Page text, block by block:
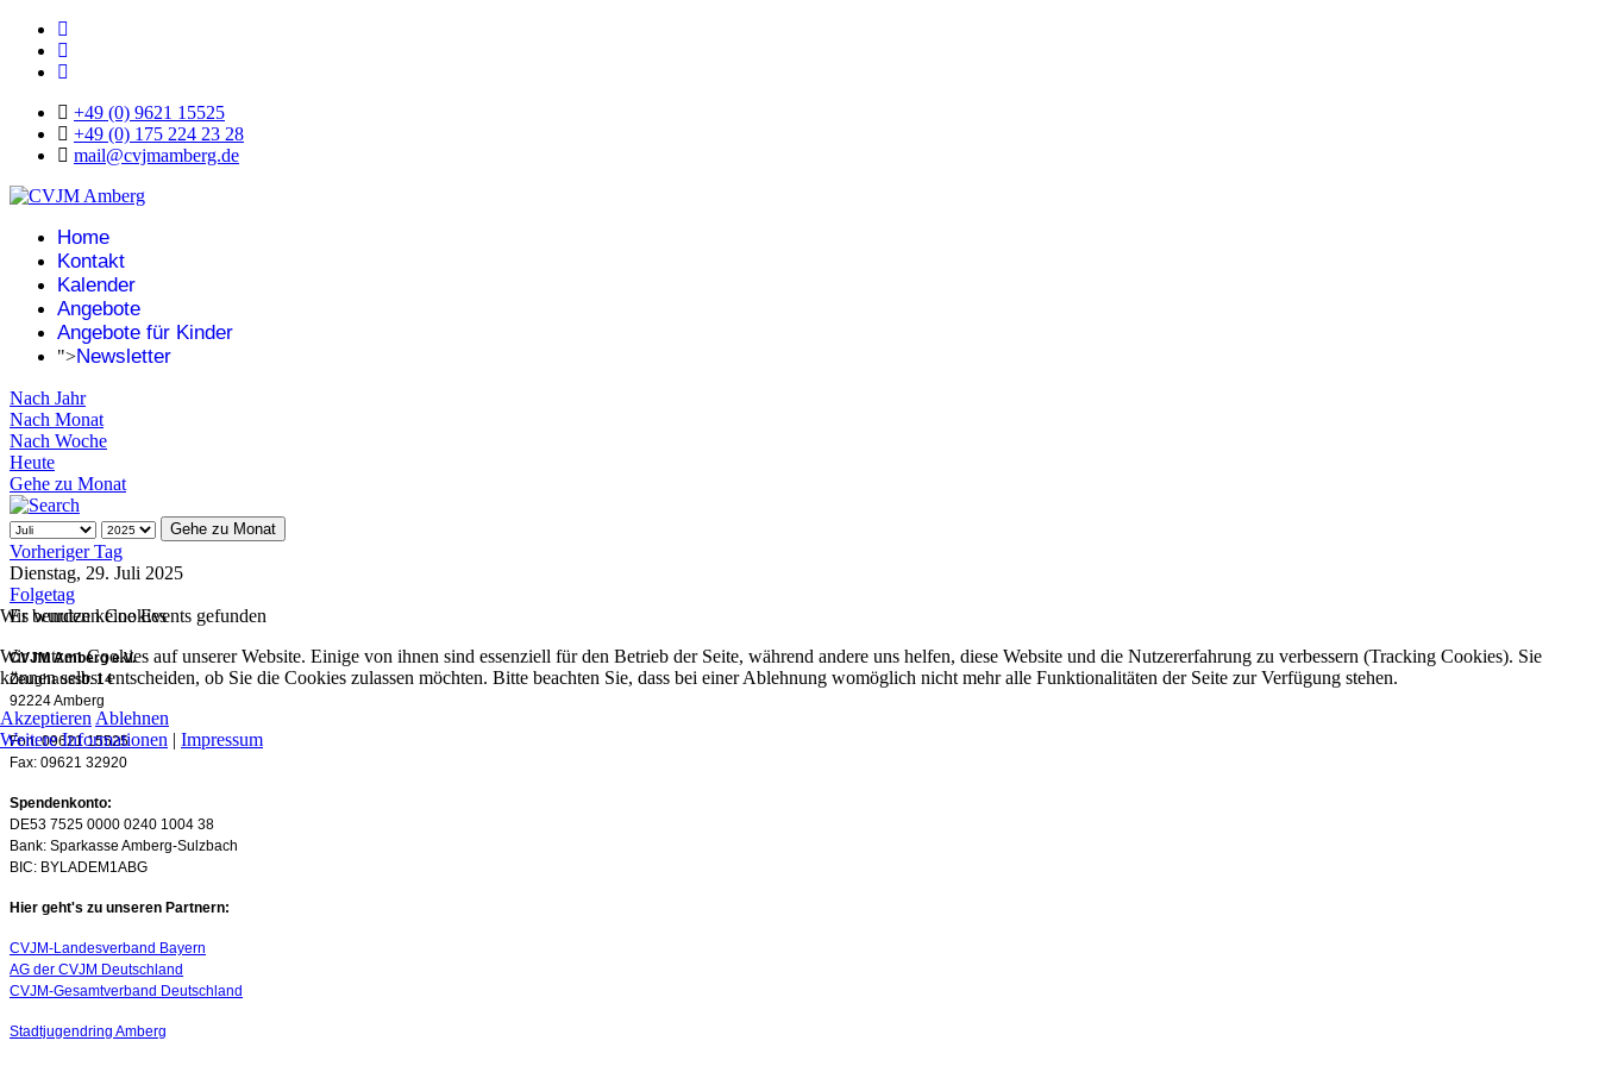
+49 (0) 9621 15525
+49 (0) 175 224 23 28
mail@cvjmamberg.de
Home
Kontakt
Kalender
Angebote
Angebote für Kinder
">Newsletter
Nach Jahr
Nach Monat
Nach Woche
Heute
Gehe zu Monat
Gehe zu Monat
Vorheriger Tag
Dienstag, 29. Juli 2025
Folgetag
Es wurden keine Events gefunden
CVJM Amberg e.V.
Zeughausstr. 14
92224 Amberg
Fon: 09621 15525
Fax: 09621 32920
Spendenkonto:
DE53 7525 0000 0240 1004 38
Bank: Sparkasse Amberg-Sulzbach
BIC: BYLADEM1ABG
Hier geht's zu unseren Partnern:
CVJM-Landesverband Bayern
AG der CVJM Deutschland
CVJM-Gesamtverband Deutschland
Stadtjugendring Amberg
Wir benutzen Cookies
Wir nutzen Cookies auf unserer Website. Einige von ihnen sind essenziell für den Betrieb der Seite, während andere uns helfen, diese Website und die Nutzererfahrung zu verbessern (Tracking Cookies). Sie
können selbst entscheiden, ob Sie die Cookies zulassen möchten. Bitte beachten Sie, dass bei einer Ablehnung womöglich nicht mehr alle Funktionalitäten der Seite zur Verfügung stehen.
Akzeptieren Ablehnen
Weitere Informationen | Impressum